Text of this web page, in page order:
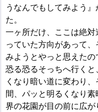
うなんでもしてみよう
た。
一ヶ所だけ、ここは絶
っていた方向があって
みようとやっと思えたの
恐る恐るそっちへ行く
くなり暗い道に変わり
間、パッと明るくなり
界の花園が目の前に広